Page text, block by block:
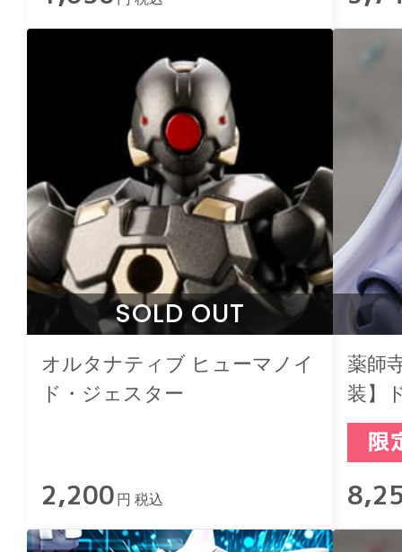
SOLD OUT
オルタナティブ ヒューマノイ
ド・ジェスター
2,200 円 税込
薬師
装】
リザ